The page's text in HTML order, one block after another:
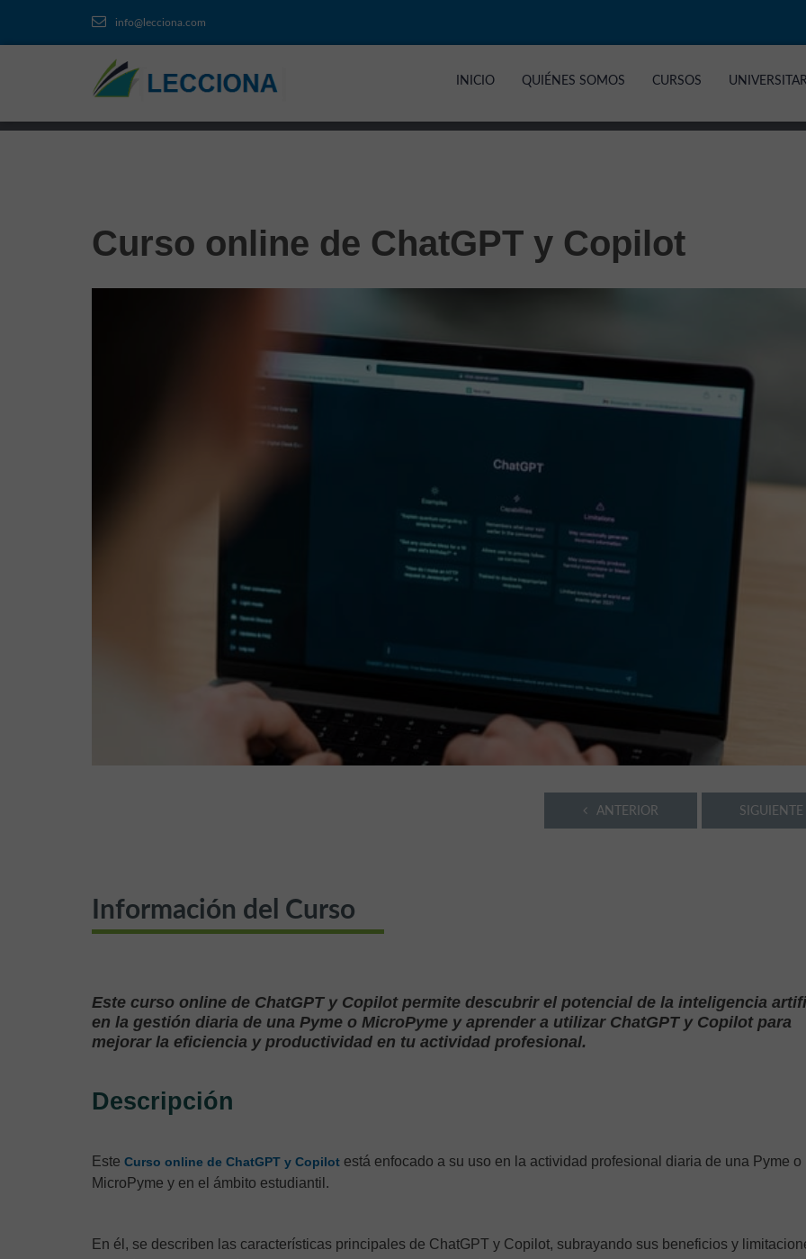
info@lecciona.com
INICIO QUIÉNES SOMOS CURSOS
Curso online de ChatGPT y Copilot
SIGUIENTE
ANTERIOR
Información del Curso
Este curso online de ChatGPT y Copilot permite descubrir el potencial de la inteligencia
en la gestión diaria de una Pyme o MicroPyme y aprender a utilizar ChatGPT y Copilot para
mejorar la eficiencia y productividad en tu actividad profesional.
Descripción
Este Curso online de ChatGPT y Copilot está enfocado a su uso en la actividad profesional diaria de una Pyme o
MicroPyme y en el ámbito estudiantil.
En él, se describen las características principales de ChatGPT y Copilot, subrayando sus beneficios y